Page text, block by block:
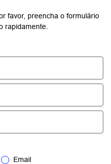
favor, preencha o formulário
rapidamente.
Email